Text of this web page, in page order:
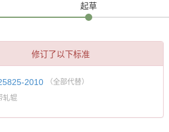
起草
修订了以下标准
2010 （全部代替）
轧辊